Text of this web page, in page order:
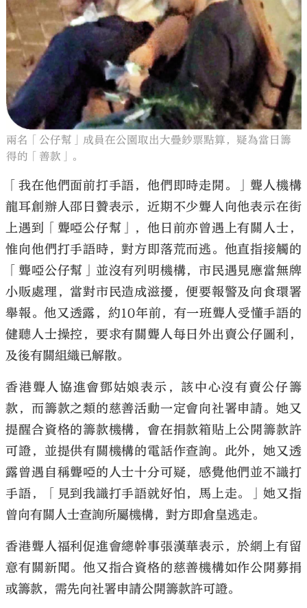
兩名「公仔幫」成員在公園取出大疊鈔票點算，疑為當日籌
得的「善款」。
「我在他們面前打手語，他們即時走開。」聾人機構
龍耳創辦人邵日贊表示，近期不少聾人向他表示在街
上遇到「聾啞公仔幫」，他日前亦曾遇上有關人士，
惟向他們打手語時，對方即落荒而逃。他直指接觸的
「聾啞公仔幫」並沒有列明機構，市民遇見應當無牌
小販處理，當對市民造成滋擾，便要報警及向食環署
舉報。他又透露，約10年前，有一班聾人受懂手語的
健聽人士操控，要求有關聾人每日外出賣公仔圖利，
及後有關組織已解散。
香港聾人協進會鄧姑娘表示，該中心沒有賣公仔籌
款，而籌款之類的慈善活動一定會向社署申請。她又
提醒合資格的籌款機構，會在捐款箱貼上公開籌款許
可證，並提供有關機構的電話作查詢。此外，她又透
露曾遇自稱聾啞的人士十分可疑，感覺他們並不識打
手語，「見到我識打手語就好怕，馬上走。」她又指
曾向有關人士查詢所屬機構，對方即倉皇逃走。
香港聾人福利促進會總幹事張漢華表示，於網上有留
意有關新聞。他又指合資格的慈善機構如作公開募捐
或籌款，需先向社署申請公開籌款許可證。